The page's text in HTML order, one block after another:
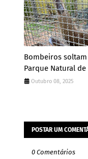
Bombeiros
Parque Natural
Outubro 08, 2025
POSTAR UM
0 Comentários